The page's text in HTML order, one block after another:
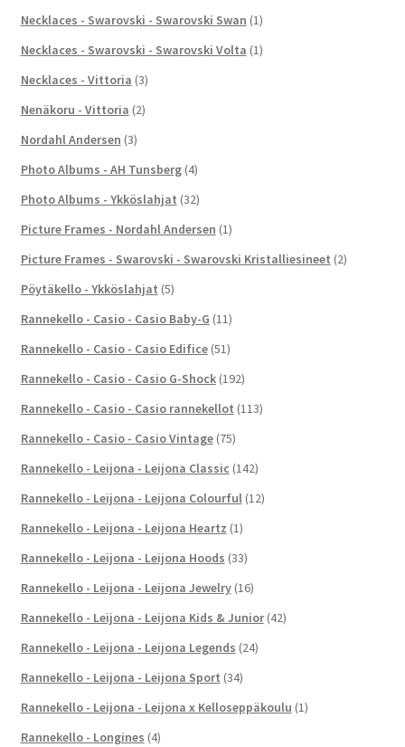
Necklaces - Swarovski - Swarovski Swan (1)
Necklaces - Swarovski - Swarovski Volta (1)
Necklaces - Vittoria (3)
Nenäkoru - Vittoria (2)
Nordahl Andersen (3)
Photo Albums - AH Tunsberg (4)
Photo Albums - Ykköslahjat (32)
Picture Frames - Nordahl Andersen (1)
Picture Frames - Swarovski - Swarovski Kristalliesineet (2)
Pöytäkello - Ykköslahjat (5)
Rannekello - Casio - Casio Baby-G (11)
Rannekello - Casio - Casio Edifice (51)
Rannekello - Casio - Casio G-Shock (192)
Rannekello - Casio - Casio rannekellot (113)
Rannekello - Casio - Casio Vintage (75)
Rannekello - Leijona - Leijona Classic (142)
Rannekello - Leijona - Leijona Colourful (12)
Rannekello - Leijona - Leijona Heartz (1)
Rannekello - Leijona - Leijona Hoods (33)
Rannekello - Leijona - Leijona Jewelry (16)
Rannekello - Leijona - Leijona Kids & Junior (42)
Rannekello - Leijona - Leijona Legends (24)
Rannekello - Leijona - Leijona Sport (34)
Rannekello - Leijona - Leijona x Kelloseppäkoulu (1)
Rannekello - Longines (4)